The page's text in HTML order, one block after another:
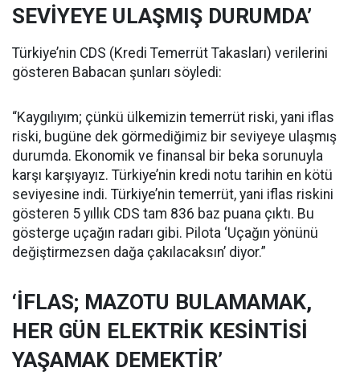
SEVİYEYE ULAŞMIŞ DURUMDA’
Türkiye’nin CDS (Kredi Temerrüt Takasları) verilerini
gösteren Babacan şunları söyledi:
“Kaygılıyım; çünkü ülkemizin temerrüt riski, yani iflas
riski, bugüne dek görmediğimiz bir seviyeye ulaşmış
durumda. Ekonomik ve finansal bir beka sorunuyla
karşı karşıyayız. Türkiye’nin kredi notu tarihin en kötü
seviyesine indi. Türkiye’nin temerrüt, yani iflas riskini
gösteren 5 yıllık CDS tam 836 baz puana çıktı. Bu
gösterge uçağın radarı gibi. Pilota ‘Uçağın yönünü
değiştirmezsen dağa çakılacaksın’ diyor.”
‘İFLAS; MAZOTU BULAMAMAK,
HER GÜN ELEKTRİK KESİNTİSİ
YAŞAMAK DEMEKTİR’